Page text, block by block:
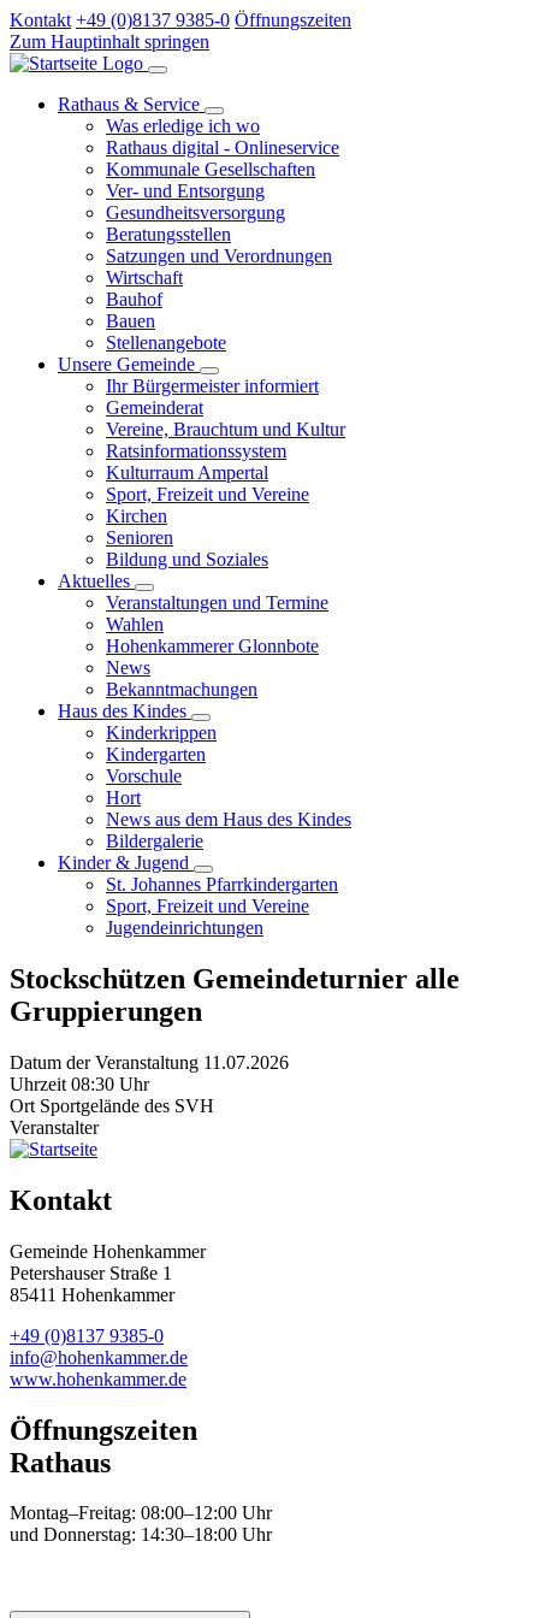
Kontakt +49 (0)8137 9385-0 Öffnungszeiten
Zum Hauptinhalt springen
Rathaus & Service
Was erledige ich wo
Rathaus digital - Onlineservice
Kommunale Gesellschaften
Ver- und Entsorgung
Gesundheitsversorgung
Beratungsstellen
Satzungen und Verordnungen
Wirtschaft
Bauhof
Bauen
Stellenangebote
Unsere Gemeinde
Ihr Bürgermeister informiert
Gemeinderat
Vereine, Brauchtum und Kultur
Ratsinformationssystem
Kulturraum Ampertal
Sport, Freizeit und Vereine
Kirchen
Senioren
Bildung und Soziales
Aktuelles
Veranstaltungen und Termine
Wahlen
Hohenkammerer Glonnbote
News
Bekanntmachungen
Haus des Kindes
Kinderkrippen
Kindergarten
Vorschule
Hort
News aus dem Haus des Kindes
Bildergalerie
Kinder & Jugend
St. Johannes Pfarrkindergarten
Sport, Freizeit und Vereine
Jugendeinrichtungen
Stockschützen Gemeindeturnier alle
Gruppierungen
Datum der Veranstaltung 11.07.2026
Uhrzeit 08:30 Uhr
Ort Sportgelände des SVH
Veranstalter
Kontakt
Gemeinde Hohenkammer
Petershauser Straße 1
85411 Hohenkammer
+49 (0)8137 9385-0
info@hohenkammer.de
www.hohenkammer.de
Öffnungszeiten
Rathaus
Montag–Freitag: 08:00–12:00 Uhr
und Donnerstag: 14:30–18:00 Uhr